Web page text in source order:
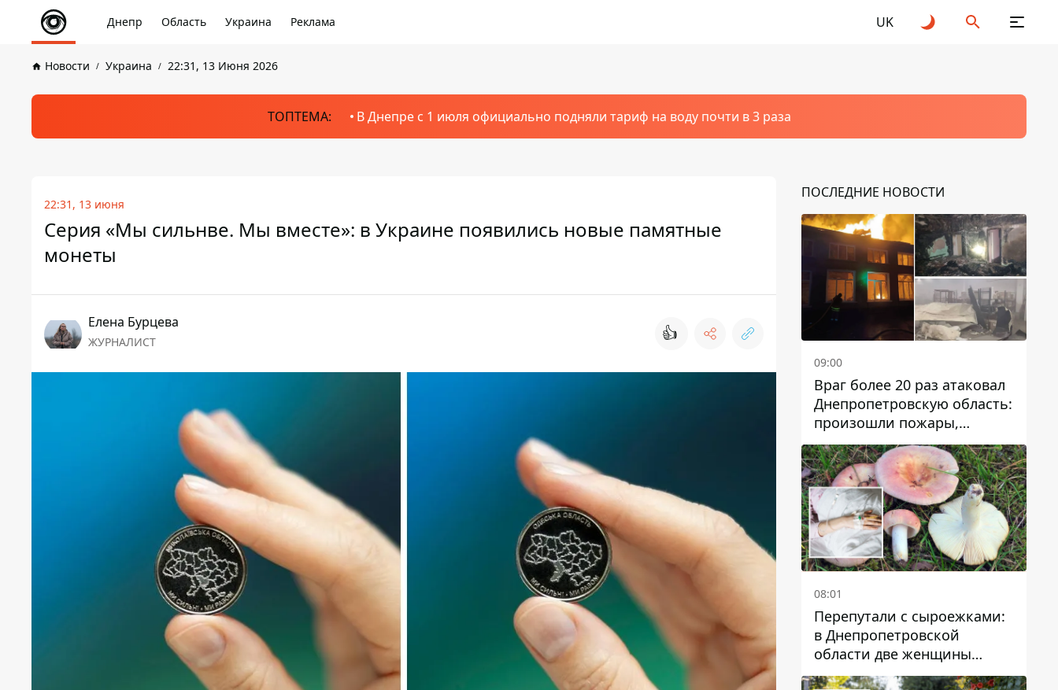
Днепр Область Украина Реклама UK
Новости Украина 22:31, 13 Июня 2026
ТОПТЕМА: В Днепре с 1 июля официально подняли тариф на воду почти в 3 раза
22:31, 13 июня
Серия «Мы сильнве. Мы вместе»: в Украине появились новые памятные
монеты
Елена Бурцева
ЖУРНАЛИСТ 👍
ПОСЛЕДНИЕ НОВОСТИ
09:00
Враг более 20 раз атаковал
Днепропетровскую область:
произошли пожары,
повреждены дома,
инфраструктура и авто
08:01
Перепутали с сыроежками:
в Днепропетровской
области две женщины
отравились грибами